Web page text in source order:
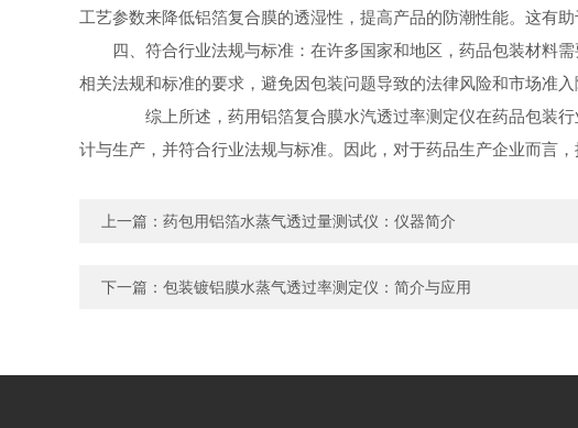
工艺参数来降低铝箔复合膜的透湿性，提高产品的防潮性能。这有
四、符合行业法规与标准：在许多国家和地区，药品包装材料
相关法规和标准的要求，避免因包装问题导致的法律风险和市场准入
综上所述，药用铝箔复合膜水汽透过率测定仪在药品包装行
计与生产，并符合行业法规与标准。因此，对于药品生产企业而言
上一篇： 药包用铝箔水蒸气透过量测试仪：仪器简介
下一篇： 包装镀铝膜水蒸气透过率测定仪：简介与应用